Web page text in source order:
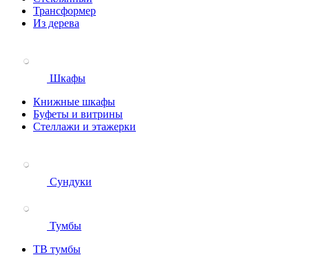
Трансформер
Из дерева
Шкафы
Книжные шкафы
Буфеты и витрины
Стеллажи и этажерки
Сундуки
Тумбы
ТВ тумбы